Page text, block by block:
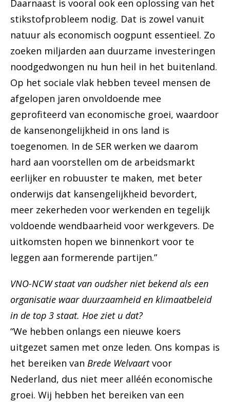
Daarnaast is vooral ook een oplossing van het
stikstofprobleem nodig. Dat is zowel vanuit
natuur als economisch oogpunt essentieel. Zo
zoeken miljarden aan duurzame investeringen
noodgedwongen nu hun heil in het buitenland.
Op het sociale vlak hebben teveel mensen de
afgelopen jaren onvoldoende mee
geprofiteerd van economische groei, waardoor
de kansenongelijkheid in ons land is
toegenomen. In de SER werken we daarom
hard aan voorstellen om de arbeidsmarkt
eerlijker en robuuster te maken, met beter
onderwijs dat kansengelijkheid bevordert,
meer zekerheden voor werkenden en tegelijk
voldoende wendbaarheid voor werkgevers. De
uitkomsten hopen we binnenkort voor te
leggen aan formerende partijen.”
VNO-NCW staat van oudsher niet bekend als een
organisatie waar duurzaamheid en klimaatbeleid
in de top 3 staat. Hoe ziet u dat?
“We hebben onlangs een nieuwe koers
uitgezet samen met onze leden. Ons kompas is
het bereiken van Brede Welvaartvoor
Nederland, dus niet meer alléén economische
groei. Wij hebben het bereiken van een